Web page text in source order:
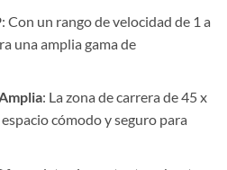
: Con un rango de velocidad de 1 a
una amplia gama de
: La zona de carrera de 45 x
cómodo y seguro para